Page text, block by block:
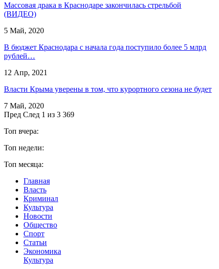
Массовая драка в Краснодаре закончилась стрельбой
(ВИДЕО)
5 Май, 2020
В бюджет Краснодара с начала года поступило более 5 млрд
рублей…
12 Апр, 2021
Власти Крыма уверены в том, что курортного сезона не будет
7 Май, 2020
Пред След 1 из 3 369
Топ вчера:
Топ недели:
Топ месяца:
Главная
Власть
Криминал
Культура
Новости
Общество
Спорт
Статьи
Экономика
Культура